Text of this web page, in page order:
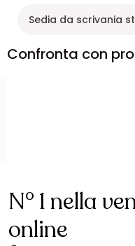
Sedia da scrivania
Confronta con
N° 1 nella
online